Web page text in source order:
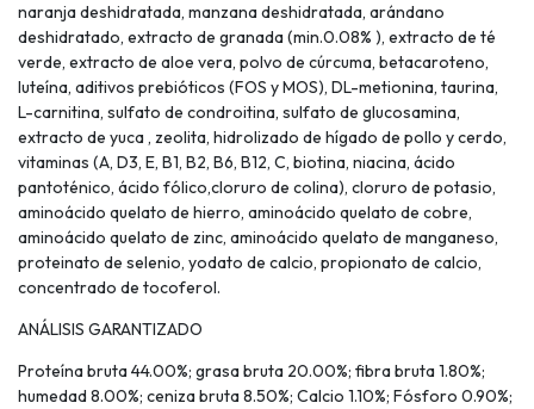
naranja deshidratada, manzana deshidratada, arándano
deshidratado, extracto de granada (min.0.08% ), extracto de té
verde, extracto de aloe vera, polvo de cúrcuma, betacaroteno,
luteína, aditivos prebióticos (FOS y MOS), DL-metionina, taurina,
L-carnitina, sulfato de condroitina, sulfato de glucosamina,
extracto de yuca , zeolita, hidrolizado de hígado de pollo y cerdo,
vitaminas (A, D3, E, B1, B2, B6, B12, C, biotina, niacina, ácido
pantoténico, ácido fólico,cloruro de colina), cloruro de potasio,
aminoácido quelato de hierro, aminoácido quelato de cobre,
aminoácido quelato de zinc, aminoácido quelato de manganeso,
proteinato de selenio, yodato de calcio, propionato de calcio,
concentrado de tocoferol.
ANÁLISIS GARANTIZADO
Proteína bruta 44.00%; grasa bruta 20.00%; fibra bruta 1.80%;
humedad 8.00%; ceniza bruta 8.50%; Calcio 1.10%; Fósforo 0.90%;